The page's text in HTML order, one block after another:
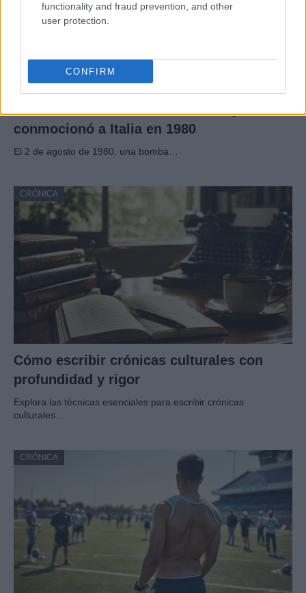
functionality and fraud prevention, and other
user protection.
CONFIRM
Masacre de Bolonia: el atentado que
conmocionó a Italia en 1980
El 2 de agosto de 1980, una bomba…
CRÓNICA
Cómo escribir crónicas culturales con
profundidad y rigor
Explora las técnicas esenciales para escribir crónicas
culturales…
CRÓNICA